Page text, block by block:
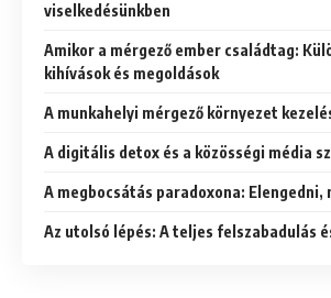
viselkedésünkben
Amikor a mérgező ember családtag:
kihívások és megoldások
A munkahelyi mérgező környezet
A digitális detox és a közösségi média
A megbocsátás paradoxona: Elengedni,
Az utolsó lépés: A teljes felszabadulás